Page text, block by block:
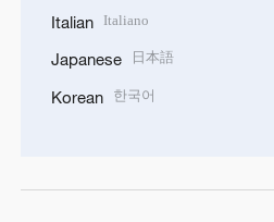
Italian Italiano
Japanese 日本語
Korean 한국어